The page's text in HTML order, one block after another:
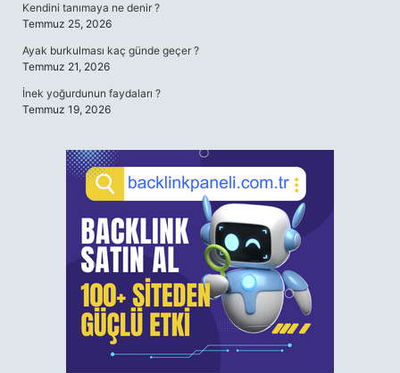
Kendini tanımaya ne denir ?
Temmuz 25, 2026
Ayak burkulması kaç günde geçer ?
Temmuz 21, 2026
İnek yoğurdunun faydaları ?
Temmuz 19, 2026